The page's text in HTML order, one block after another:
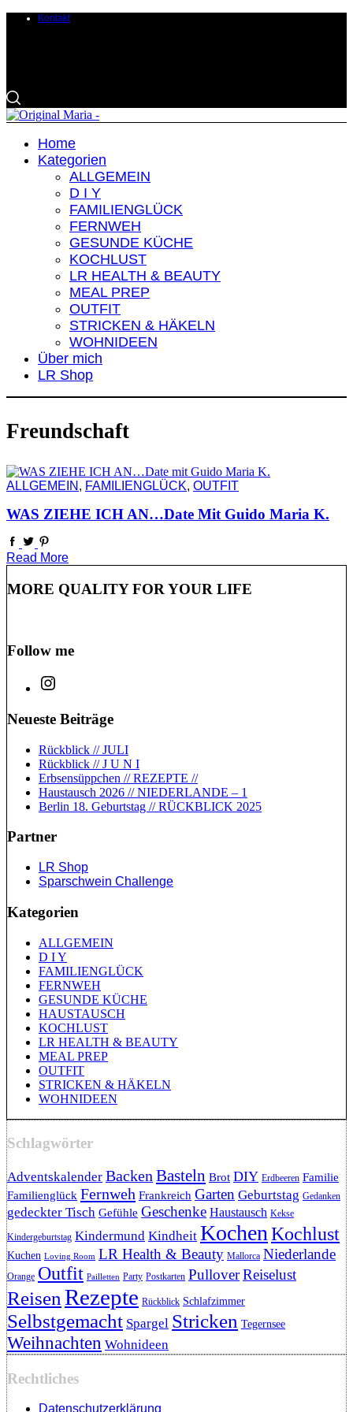
Kontakt
Home
Kategorien
ALLGEMEIN
D I Y
FAMILIENGLÜCK
FERNWEH
GESUNDE KÜCHE
KOCHLUST
LR HEALTH & BEAUTY
MEAL PREP
OUTFIT
STRICKEN & HÄKELN
WOHNIDEEN
Über mich
LR Shop
Freundschaft
ALLGEMEIN , FAMILIENGLÜCK, OUTFIT
WAS ZIEHE ICH AN…Date Mit Guido Maria K.
Read More
MORE QUALITY FOR YOUR LIFE
Follow me
Neueste Beiträge
Rückblick // JULI
Rückblick // J U N I
Erbsensüppchen // REZEPTE //
Haustausch 2026 // NIEDERLANDE – 1
Berlin 18. Geburtstag // RÜCKBLICK 2025
Partner
LR Shop
Sparschwein Challenge
Kategorien
ALLGEMEIN
D I Y
FAMILIENGLÜCK
FERNWEH
GESUNDE KÜCHE
HAUSTAUSCH
KOCHLUST
LR HEALTH & BEAUTY
MEAL PREP
OUTFIT
STRICKEN & HÄKELN
WOHNIDEEN
Schlagwörter
Adventskalender Backen Basteln Brot DIY Erdbeeren Familie
Familienglück Fernweh Frankreich Garten Geburtstag Gedanken
gedeckter Tisch Gefühle Geschenke Haustausch Kekse
Kindergeburtstag Kindermund Kindheit Kochen Kochlust
Kuchen Loving Room LR Health & Beauty Mallorca Niederlande
Orange Outfit Pailletten Party Postkarten PulloverReiselust
Reisen Rezepte Rückblick Schlafzimmer
Selbstgemacht Spargel Stricken Tegernsee
Weihnachten Wohnideen
Rechtliches
Datenschutzerklärung